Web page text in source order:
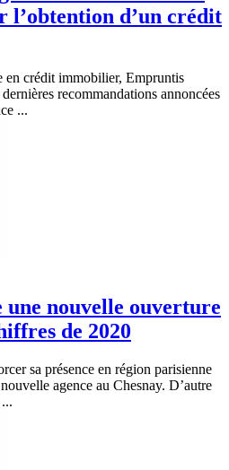
l’obtention d’un crédit
en crédit immobilier, Empruntis
recommandations annoncées
...
une nouvelle ouverture
de 2020
sa présence en région parisienne
agence au Chesnay. D’autre